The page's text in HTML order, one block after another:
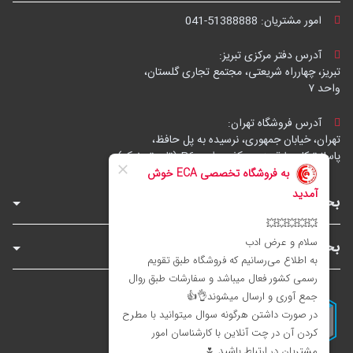
امور مشتریان: 041-51388888
آدرس دفتر مرکزی تبریز:
تبریز، چهارراه شریعتی، مجتمع تجاری گلستان،
واحد ۷
آدرس فروشگاه تهران:
تهران، خیابان جمهوری، نرسیده به پل حافظ،
پاساژ توکل، طبقه زیرهمکف، واحد B6 (تاپ ترونیک)
بخش‌های فروشگاه
بخش‌های سایت